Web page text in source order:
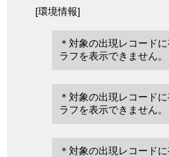
[環境情報]
＊対象の出現レコード
ラフを表示できません。
＊対象の出現レコード
ラフを表示できません。
＊対象の出現レコード